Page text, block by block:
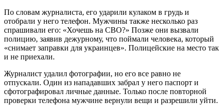
По словам журналиста, его ударили кулаком в грудь и
отобрали у него телефон. Мужчины также несколько раз
спрашивали его: «Хочешь на СВО?» Позже они вызвали
полицию, заявив дежурному, что поймали человека, который
«снимает заправки для украинцев». Полицейские на место так
и не приехали.
Журналист удалил фотографии, но его все равно не
отпускали. Один из нападавших забрал у него паспорт и
сфотографировал личные данные. Только после повторной
проверки телефона мужчине вернули вещи и разрешили уйти.